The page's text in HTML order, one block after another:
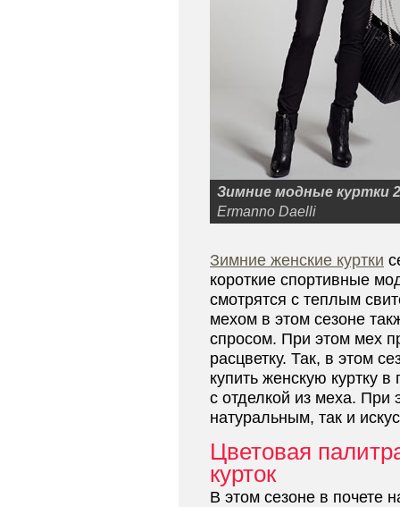
Зимние модные куртки
Ermanno Daelli
Зимние женские куртки
короткие спортивные
смотрятся с теплым
мехом в этом сезоне
спросом. При этом мех
расцветку. Так, в этом
купить женскую куртку в
с отделкой из меха. При
натуральным, так и
Цветовая
курток
В этом сезоне в почете